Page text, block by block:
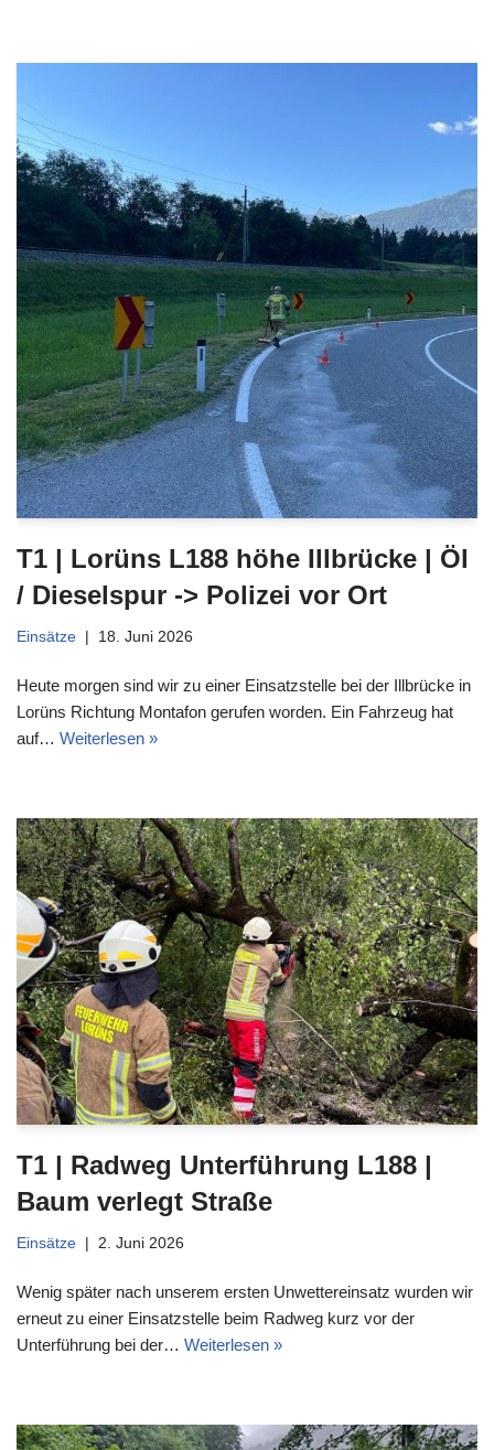
T1 | Lorüns L188 höhe Illbrücke | Öl
/ Dieselspur -> Polizei vor Ort
Einsätze 18. Juni 2026
Heute morgen sind wir zu einer Einsatzstelle bei der Illbrücke in
Lorüns Richtung Montafon gerufen worden. Ein Fahrzeug hat
auf… Weiterlesen »
T1 | Radweg Unterführung L188 |
Baum verlegt Straße
Einsätze 2. Juni 2026
Wenig später nach unserem ersten Unwettereinsatz wurden wir
erneut zu einer Einsatzstelle beim Radweg kurz vor der
Unterführung bei der… Weiterlesen »